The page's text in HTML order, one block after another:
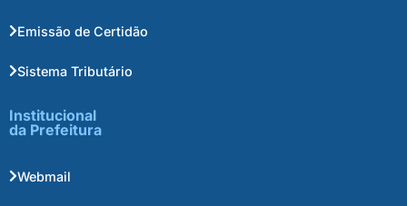
Emissão de Certidão
Sistema Tributário
Institucional
da Prefeitura
Webmail